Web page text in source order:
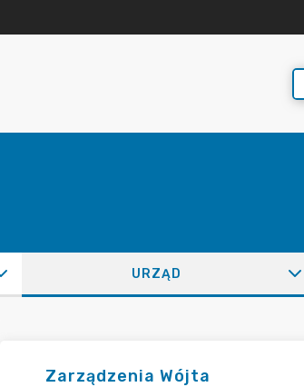
URZĄD
Zarządzenia Wójta